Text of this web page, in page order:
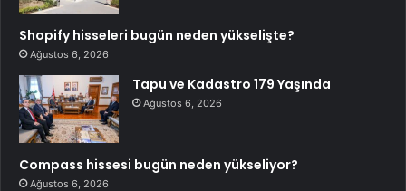
Shopify hisseleri bugün neden yükselişte?
Ağustos 6, 2026
Tapu ve Kadastro 179 Yaşında
Ağustos 6, 2026
Compass hissesi bugün neden yükseliyor?
Ağustos 6, 2026